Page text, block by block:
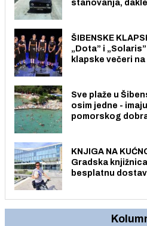
stanovanja,
ŠIBENSKE
„Dota” i
klapske večeri
Sve plaže u
osim jedne -
pomorskog
KNJIGA NA
Gradska
besplatnu